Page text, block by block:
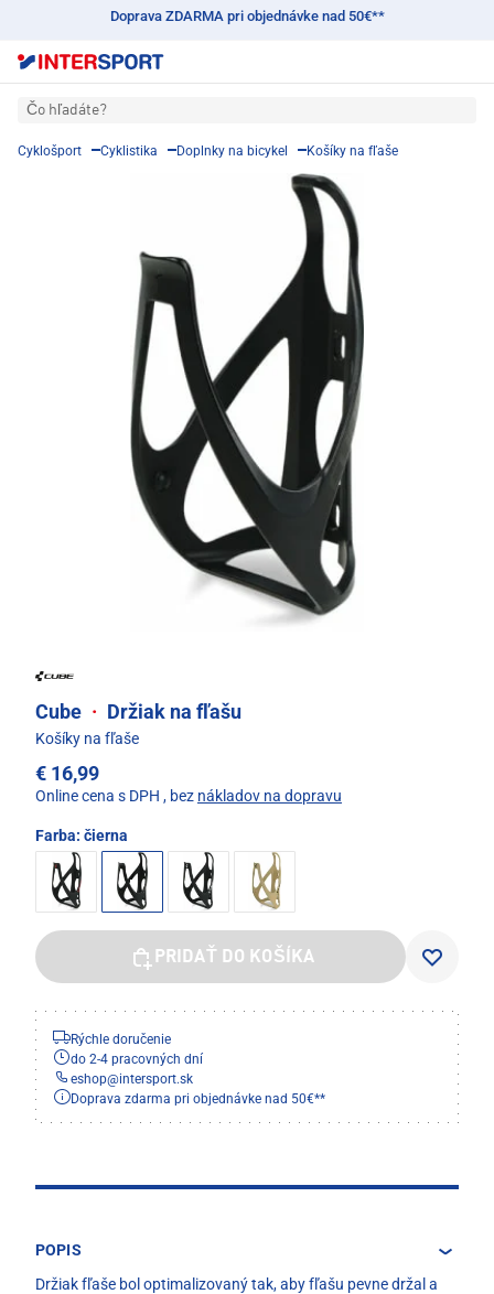
Doprava ZDARMA pri objednávke nad 50€**
Čo hľadáte?
Cyklošport Cyklistika Doplnky na bicykel Košíky na fľaše
Cube · Držiak na fľašu
Košíky na fľaše
€ 16,99
Online cena s DPH , bez nákladov na dopravu
Farba: čierna
PRIDAŤ DO KOŠÍKA
Rýchle doručenie
do 2-4 pracovných dní
eshop@intersport.sk
Doprava zdarma pri objednávke nad 50€**
POPIS
Držiak fľaše bol optimalizovaný tak, aby fľašu pevne držal a